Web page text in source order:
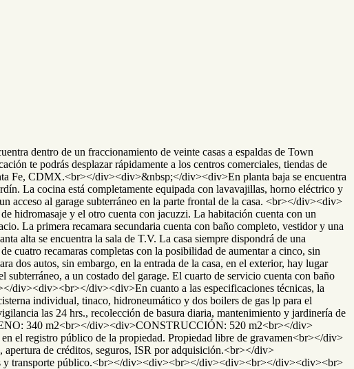
dentro de un fraccionamiento de veinte casas a espaldas de Town
te podrás desplazar rápidamente a los centros comerciales, tiendas de
Fe, CDMX.<br></div><div>&nbsp;</div><div>En planta baja se encuentra
La cocina está completamente equipada con lavavajillas, horno eléctrico y
acceso al garage subterráneo en la parte frontal de la casa. <br></div><div>
hidromasaje y el otro cuenta con jacuzzi. La habitación cuenta con un
La primera recamara secundaria cuenta con baño completo, vestidor y una
alta se encuentra la sala de T.V. La casa siempre dispondrá de una
cuatro recamaras completas con la posibilidad de aumentar a cinco, sin
dos autos, sin embargo, en la entrada de la casa, en el exterior, hay lugar
a un costado del garage. El cuarto de servicio cuenta con baño
div><div><br></div><div>En cuanto a las especificaciones técnicas, la
individual, tinaco, hidroneumático y dos boilers de gas lp para el
las 24 hrs., recolección de basura diaria, mantenimiento y jardinería de
340 m2<br></div><div>CONSTRUCCIÓN: 520 m2<br></div>
el registro público de la propiedad. Propiedad libre de gravamen<br></div>
de créditos, seguros, ISR por adquisición.<br></div>
y transporte público.<br></div><div><br></div><div><br></div><div><br>